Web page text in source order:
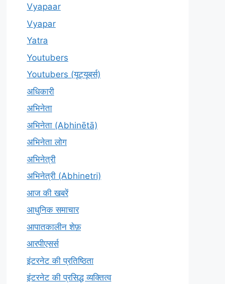
Vyapaar
Vyapar
Yatra
Youtubers
Youtubers (यूट्यूबर्स)
अधिकारी
अभिनेता
अभिनेता (Abhinētā)
अभिनेता लोग
अभिनेत्री
अभिनेत्री (Abhinetri)
आज की खबरें
आधुनिक समाचार
आपातकालीन शेफ़
आरपीएसर्स
इंटरनेट की प्रतिष्ठिता
इंटरनेट की प्रसिद्ध व्यक्तित्व